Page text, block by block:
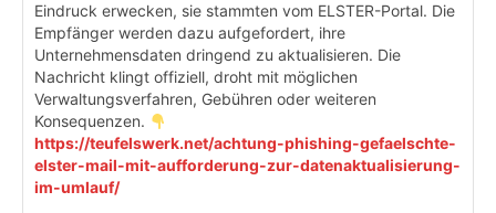
Eindruck erwecken, sie stammten vom ELSTER-Portal. Die
Empfänger werden dazu aufgefordert, ihre
Unternehmensdaten dringend zu aktualisieren. Die
Nachricht klingt offiziell, droht mit möglichen
Verwaltungsverfahren, Gebühren oder weiteren
Konsequenzen.
https://teufelswerk.net/achtung-phishing-gefaelschte-
elster-mail-mit-aufforderung-zur-datenaktualisierung-
im-umlauf/